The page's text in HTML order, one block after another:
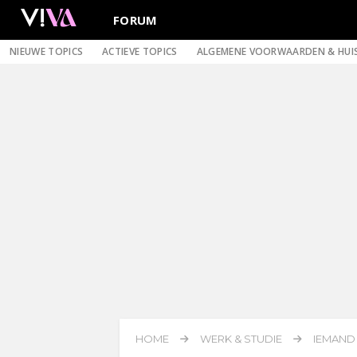
FORUM
NIEUWE TOPICS ACTIEVE TOPICS ALGEMENE VOORWAARDEN &
HOME WERK & STUDIE IEMAND